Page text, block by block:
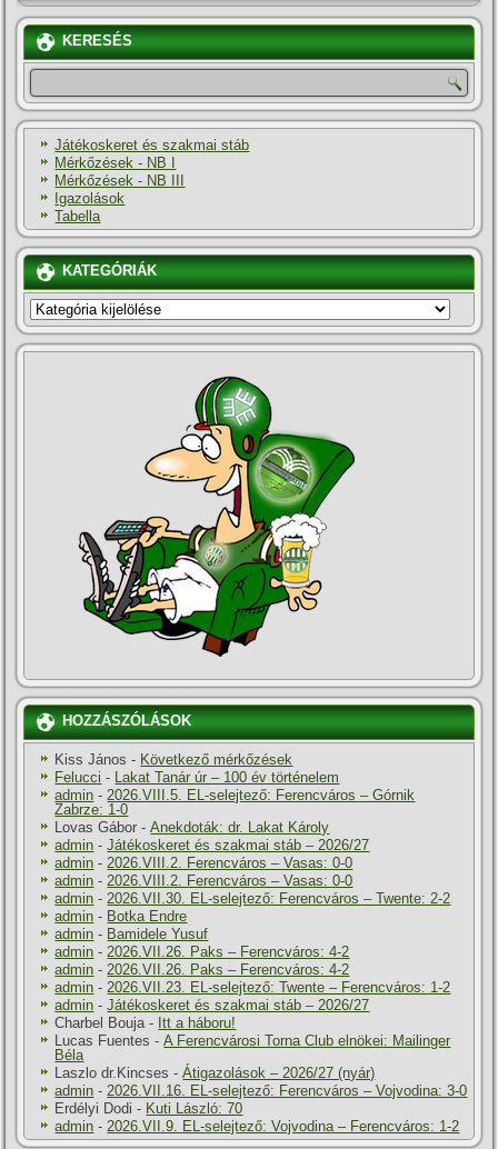
KERESÉS
Játékoskeret és szakmai stáb
Mérkőzések - NB I
Mérkőzések - NB III
Igazolások
Tabella
KATEGÓRIÁK
KATEGÓRIÁK
HOZZÁSZÓLÁSOK
Kiss János - Következő mérkőzések
Felucci - Lakat Tanár úr – 100 év történelem
admin -2026.VIII.5. EL-selejtező: Ferencváros – Górnik
Zabrze: 1-0
Lovas Gábor -Anekdoták: dr. Lakat Károly
admin -Játékoskeret és szakmai stáb – 2026/27
admin -2026.VIII.2. Ferencváros – Vasas: 0-0
admin -2026.VIII.2. Ferencváros – Vasas: 0-0
admin -2026.VII.30. EL-selejtező: Ferencváros – Twente: 2-2
admin - Botka Endre
admin - Bamidele Yusuf
admin -2026.VII.26. Paks – Ferencváros: 4-2
admin -2026.VII.26. Paks – Ferencváros: 4-2
admin -2026.VII.23. EL-selejtező: Twente – Ferencváros: 1-2
admin -Játékoskeret és szakmai stáb – 2026/27
Charbel Bouja- Itt a háboru!
Lucas Fuentes -A Ferencvárosi Torna Club elnökei: Mailinger
Béla
Laszlo dr.Kincses -Átigazolások – 2026/27 (nyár)
admin -2026.VII.16. EL-selejtező: Ferencváros – Vojvodina: 3-0
Erdélyi Dodi - Kuti László: 70
admin -2026.VII.9. EL-selejtező: Vojvodina – Ferencváros: 1-2